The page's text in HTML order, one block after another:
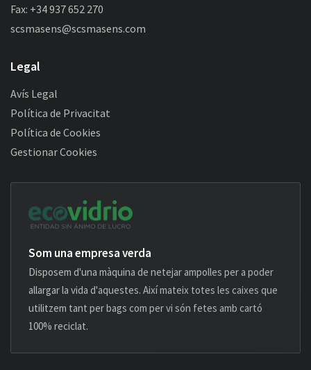
Fax: +34 937 652 270
scsmasens@scsmasens.com
Legal
Avís Legal
Política de Privacitat
Política de Cookies
Gestionar Cookies
Som una empresa verda
Disposem d'una màquina de netejar ampolles per a poder
allargar la vida d'aquestes. Així mateix totes les caixes que
utilitzem tant per bags com per vi són fetes amb cartó
100% reciclat.